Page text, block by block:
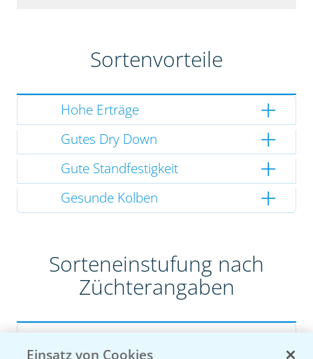
Sortenvorteile
Hohe Erträge
Gutes Dry Down
Gute Standfestigkeit
Gesunde Kolben
Sorteneinstufung nach
Züchterangaben
Einsatz von Cookies